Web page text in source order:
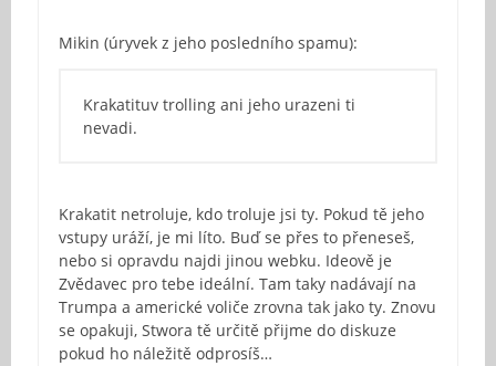
Mikin (úryvek z jeho posledního spamu):
Krakatituv trolling ani jeho urazeni ti
nevadi.
Krakatit netroluje, kdo troluje jsi ty. Pokud tě jeho
vstupy uráží, je mi líto. Buď se přes to přeneseš,
nebo si opravdu najdi jinou webku. Ideově je
Zvědavec pro tebe ideální. Tam taky nadávají na
Trumpa a americké voliče zrovna tak jako ty. Znovu
se opakuji, Stwora tě určitě přijme do diskuze
pokud ho náležitě odprosíš…